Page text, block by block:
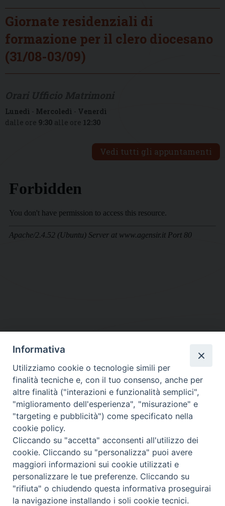
Giornate residenziali di
formazione per il clero diocesano
(31/08-03/09)
Lunedì - Mercoledì - Venerdì
dalle ore 9:30 alle ore 12:30
Vedi tutti gli appuntamenti
DIOCESI SUBURBICARIA DI ALBANO
Contatti:Tel.: 06.93268401 - Fax.: 06.9323844
E-mail:curia@diocesidialbano.it
Orari: dal Lunedì al Venerdì Ore: 9:00 - 13:00
Lunedì, Mercoledì e Venerdì, Ore 9:30 - 12:30
Diocesi Suburbicaria di Albano
Copyright © 2021
Informativa
Utilizziamo cookie o tecnologie simili per
finalità tecniche e, con il tuo consenso, anche per
altre finalità ("interazioni e funzionalità semplici",
"miglioramento dell'esperienza", "misurazione" e
"targeting e pubblicità") come specificato nella
cookie policy.
Cliccando su "accetta" acconsenti all'utilizzo dei
cookie. Cliccando su "personalizza" puoi avere
maggiori informazioni sui cookie utilizzati e
personalizzare le tue preferenze. Cliccando su
"rifiuta" o chiudendo questa informativa proseguirai
la navigazione installando i soli cookie tecnici.